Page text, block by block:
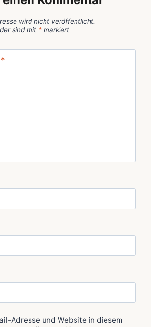
wird nicht veröffentlicht.
sind mit * markiert
*
Adresse und Website in diesem